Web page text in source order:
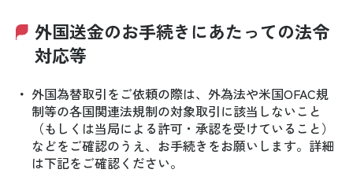
外国送金のお手続きにあたっての法令
対応等
・ 外国為替取引をご依頼の際は、外為法や米国OFAC規
制等の各国関連法規制の対象取引に該当しないこと
（もしくは当局による許可・承認を受けていること）
などをご確認のうえ、お手続きをお願いします。詳細
は下記をご確認ください。